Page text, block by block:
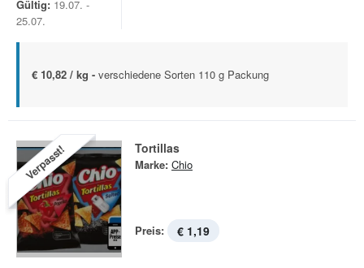
Gültig: 19.07. -
25.07.
€ 10,82 / kg - verschiedene Sorten 110 g Packung
Verpasst! Tortillas
Marke: Chio
Preis: € 1,19